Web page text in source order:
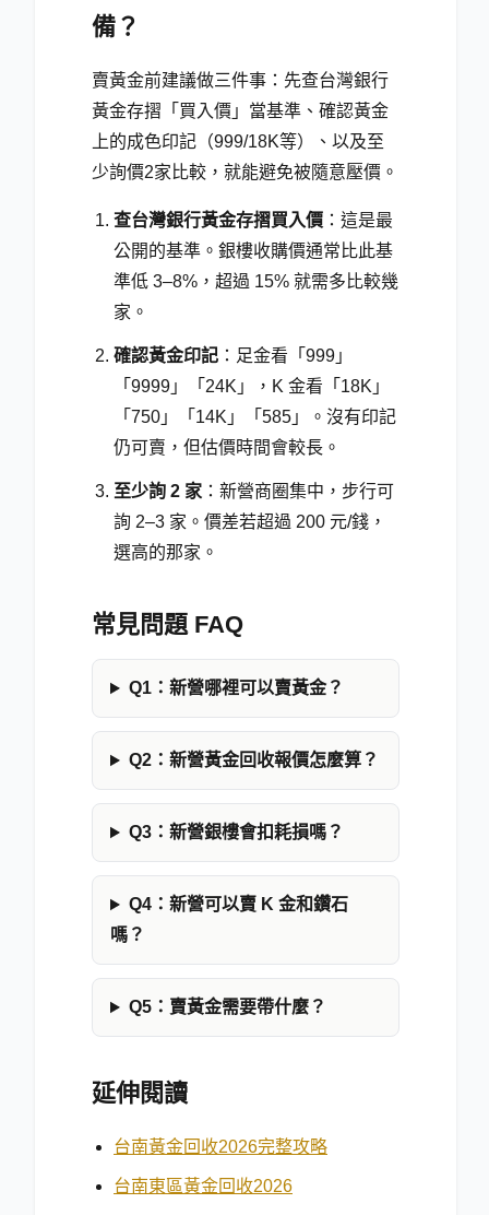
備？
賣黃金前建議做三件事：先查台灣銀行
黃金存摺「買入價」當基準、確認黃金
上的成色印記（999/18K等）、以及至
少詢價2家比較，就能避免被隨意壓價。
查台灣銀行黃金存摺買入價 ：這是最
公開的基準。銀樓收購價通常比此基
準低 3–8%，超過 15% 就需多比較幾
家。
確認黃金印記 ：足金看「999」
「9999」「24K」，K 金看「18K」
「750」「14K」「585」。沒有印記
仍可賣，但估價時間會較長。
至少詢 2 家 ：新營商圈集中，步行可
詢 2–3 家。價差若超過 200 元/錢，
選高的那家。
常見問題 FAQ
Q1：新營哪裡可以賣黃金？
Q2：新營黃金回收報價怎麼算？
Q3：新營銀樓會扣耗損嗎？
Q4：新營可以賣 K 金和鑽石
嗎？
Q5：賣黃金需要帶什麼？
延伸閱讀
台南黃金回收2026完整攻略
台南東區黃金回收2026